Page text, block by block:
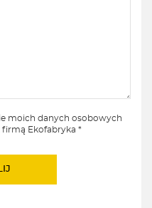
moich danych osobowych
Ekofabryka *